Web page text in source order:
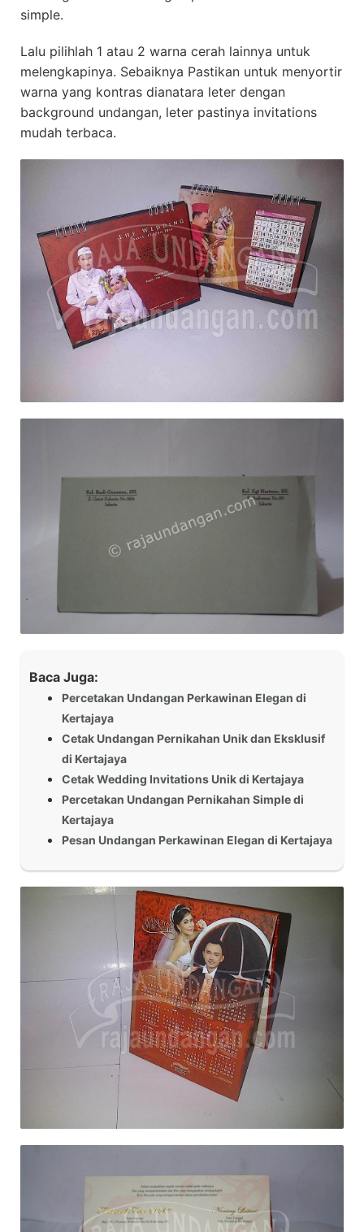
simple.
Lalu pilihlah 1 atau 2 warna cerah lainnya untuk
melengkapinya. Sebaiknya Pastikan untuk menyortir
warna yang kontras dianatara leter dengan
background undangan, leter pastinya invitations
mudah terbaca.
Baca Juga:
Percetakan Undangan Perkawinan Elegan di
Kertajaya
Cetak Undangan Pernikahan Unik dan Eksklusif
di Kertajaya
Cetak Wedding Invitations Unik di Kertajaya
Percetakan Undangan Pernikahan Simple di
Kertajaya
Pesan Undangan Perkawinan Elegan di Kertajaya